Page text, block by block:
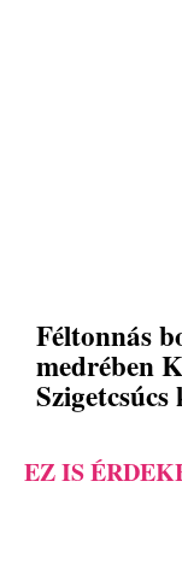
Féltonnás
medrében
EZ IS